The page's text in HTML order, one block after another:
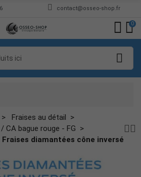
contact@osseo-shop.fr
0
Fraises au détail
CA bague rouge - FG
Fraises diamantées cône inversé